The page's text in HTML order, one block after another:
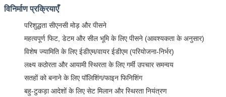
विनिर्माण प्रक्रियाएँ
परिशुद्धता सीएनसी मोड़ और पीसने
महत्वपूर्ण फिट, डेटम और सील भूमि के लिए पीसने (आवश्यकता के अनुसार)
विशेष ज्यामिति के लिए ईडीएम/वायर ईडीएम (परियोजना-निर्भर)
लक्ष्य कठोरता और आयामी स्थिरता के लिए गर्मी उपचार समन्वय
सतहों को बनाने के लिए पॉलिशिंग/फाइन फिनिशिंग
बहु-टुकड़ा आदेशों के लिए सेट मिलान और स्थिरता नियंत्रण